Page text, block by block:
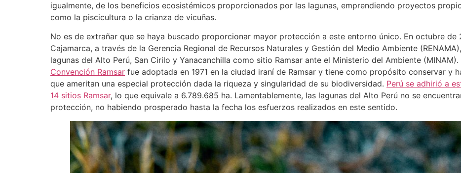
igualmente, de los beneficios ecosistémicos proporcionados por las lagunas, emprendiendo proyectos
como la piscicultura o la crianza de vicuñas.
No es de extrañar que se haya buscado proporcionar mayor protección a este entorno único. En octubre de
Cajamarca, a través de la Gerencia Regional de Recursos Naturales y Gestión del Medio Ambiente
lagunas del Alto Perú, San Cirilo y Yanacanchilla como sitio Ramsar ante el Ministerio del Ambiente (MINAM).
Convención Ramsar fue adoptada en 1971 en la ciudad iraní de Ramsar y tiene como propósito conservar y
que ameritan una especial protección dada la riqueza y singularidad de su biodiversidad. Perú se adhirió a
14 sitios Ramsar, lo que equivale a 6.789.685 ha. Lamentablemente, las lagunas del Alto Perú no se
protección, no habiendo prosperado hasta la fecha los esfuerzos realizados en este sentido.